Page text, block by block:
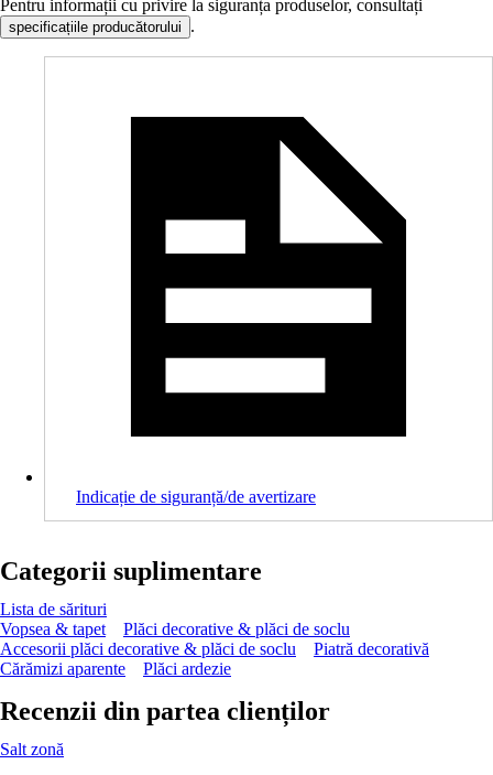
Pentru informații cu privire la siguranța produselor, consultați
specificațiile producătorului .
Indicație de siguranță/de avertizare
Categorii suplimentare
Lista de sărituri
Vopsea & tapet
Plăci decorative & plăci de soclu
Accesorii plăci decorative & plăci de soclu
Piatră decorativă
Cărămizi aparente
Plăci ardezie
Recenzii din partea clienților
Salt zonă